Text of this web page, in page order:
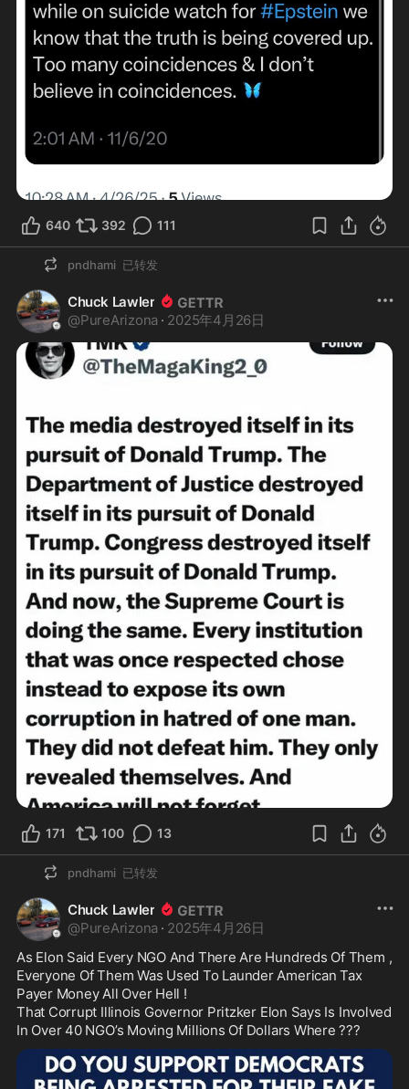
640 392 111
pndhami 已转发
Chuck Lawler
@PureArizona · 2025年4月26日
171 100 13
pndhami 已转发
Chuck Lawler
@PureArizona · 2025年4月26日
As Elon Said Every NGO And There Are Hundreds Of Them ,
Everyone Of Them Was Used To Launder American Tax
Payer Money All Over Hell !
That Corrupt Illinois Governor Pritzker Elon Says Is Involved
In Over 40 NGO’s Moving Millions Of Dollars Where ???